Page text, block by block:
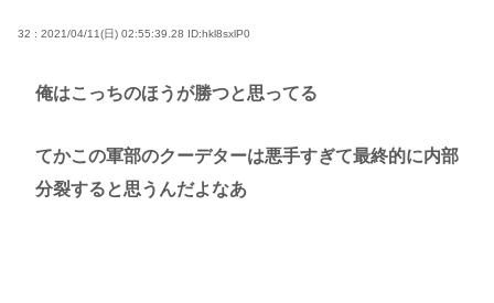
32 : 2021/04/11(日) 02:55:39.28 ID:hkl8sxlP0
俺はこっちのほうが勝つと思ってる
てかこの軍部のクーデターは悪手すぎて最終的に内部
分裂すると思うんだよなあ